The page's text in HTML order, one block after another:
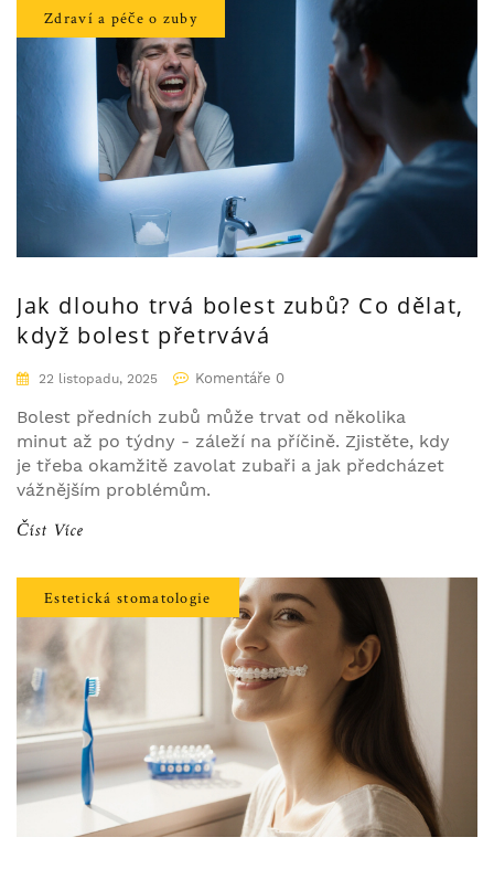
Zdraví a péče o zuby
Jak dlouho trvá bolest zubů? Co dělat,
když bolest přetrvává
22 listopadu, 2025 Komentáře 0
Bolest předních zubů může trvat od několika
minut až po týdny - záleží na příčině. Zjistěte, kdy
je třeba okamžitě zavolat zubaři a jak předcházet
vážnějším problémům.
Číst Více
Estetická stomatologie